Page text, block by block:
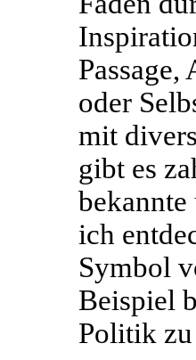
oder
mit
gibt es
ich
Symbol
Beispiel
Politik